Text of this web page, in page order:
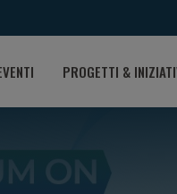
PROGETTI &